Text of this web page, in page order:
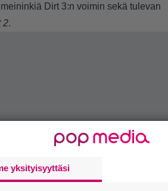
Dirt 3:n voimin sekä tulevan
2.
yksityisyyttäsi